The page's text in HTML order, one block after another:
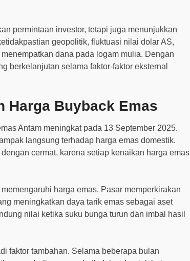
permintaan investor, tetapi juga menunjukkan
geopolitik, fluktuasi nilai dolar AS,
dana pada logam mulia. Dengan
berkelanjutan selama faktor-faktor eksternal
Harga Buyback Emas
Antam meningkat pada 13 September 2025.
langsung terhadap harga emas domestik.
cermat, karena setiap kenaikan harga emas
harga emas. Pasar memperkirakan
meningkatkan daya tarik emas sebagai aset
nilai ketika suku bunga turun dan imbal hasil
faktor tambahan. Selama beberapa bulan